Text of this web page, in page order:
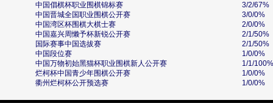
中国倡棋杯职业围棋锦标赛
3/2/67%
中国晋城全国职业围棋公开赛
3/0/0%
中国湾区杯围棋大棋士赛
2/0/0%
中国嘉兴周懒予杯新锐公开赛
2/1/50%
国际赛事中国选拔赛
2/1/50%
中国段位赛
1/0/0%
中国万物初始黑猫杯职业围棋新人公开赛
1/1/100%
烂柯杯中国青少年围棋公开赛
1/0/0%
衢州烂柯杯公开预选赛
1/0/0%